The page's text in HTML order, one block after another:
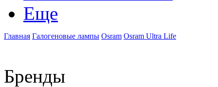
Еще
Главная Галогеновые лампы Osram Osram Ultra Life
Бренды